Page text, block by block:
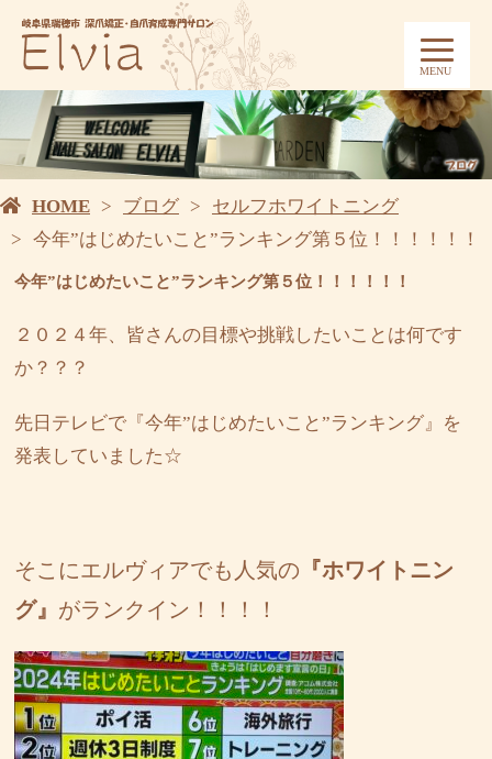
MENU
HOME ブログ
セルフホワイトニング
今年”はじめたいこと”ランキング第５位！！！！！！
今年”はじめたいこと”ランキング第５位！！！！！！
２０２４年、皆さんの目標や挑戦したいことは何です
か？？？
先日テレビで『今年”はじめたいこと”ランキング』を
発表していました☆
そこにエルヴィアでも人気の 『ホワイトニン
グ』 がランクイン！！！！